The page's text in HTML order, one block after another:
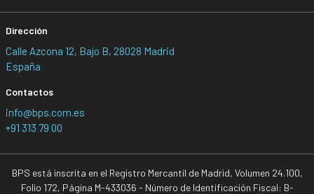
Dirección
Calle Azcona 12, Bajo B, 28028 Madrid
España
Contactos
info@bps.com.es
+91 313 79 00
BPS está inscrita en el Registro Mercantil de Madrid, Volumen 24.100,
Folio 172, Página M-433036 - Número de Identificación Fiscal: B-